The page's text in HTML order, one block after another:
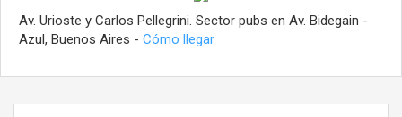
Av. Urioste y Carlos Pellegrini. Sector pubs en Av. Bidegain -
Azul, Buenos Aires - Cómo llegar